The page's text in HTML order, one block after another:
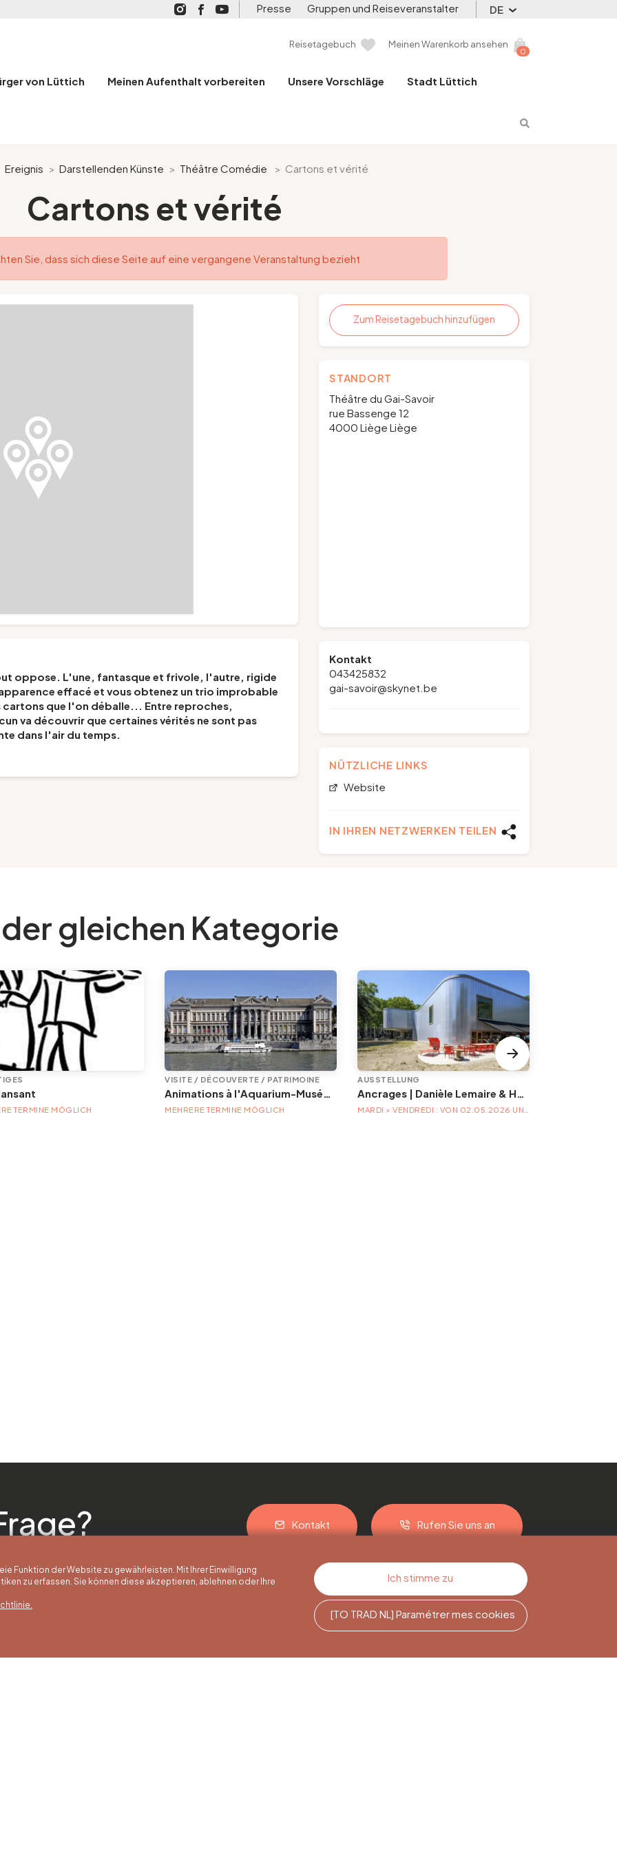
Presse Gruppen und Reiseveranstalter DE
Reisetagebuch
0
Meinen Warenkorb ansehen
von Lüttich Meinen Aufenthalt vorbereiten Unsere Vorschläge Stadt Lüttich
Ereignis > Darstellenden Künste > Théâtre Comédie > Cartons et vérité
Cartons et vérité
Sie, dass sich diese Seite auf eine vergangene Veranstaltung bezieht
oppose. L'une, fantasque et frivole, l'autre, rigide
effacé et vous obtenez un trio improbable
cartons que l'on déballe... Entre reproches,
va découvrir que certaines vérités ne sont pas
dans l'air du temps.
Zum Reisetagebuch hinzufügen
STANDORT
Théâtre du Gai-Savoir
rue Bassenge 12
4000 Liège Liège
Kontakt
043425832
gai-savoir@skynet.be
NÜTZLICHE LINKS
Website
IN IHREN NETZWERKEN TEILEN
der gleichen Kategorie
TERMINE MÖGLICH
VISITE / DÉCOUVERTE / PATRIMOINE
Animations à l'Aquarium-Muséum
MEHRERE TERMINE MÖGLICH
AUSSTELLUNG
Ancrages | Danièle Lemaire & Hélène Locoge au Trinkhall museum
Kontakt Rufen Sie uns an
Newsletter-
Funktion der Website zu gewährleisten. Mit Ihrer Einwilligung
zu erfassen. Sie können diese akzeptieren, ablehnen oder Ihre
Ich stimme zu
[TO TRAD NL] Paramétrer mes cookies